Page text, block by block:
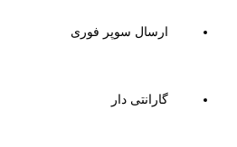
ارسال سوپر فوری
گارانتی دار